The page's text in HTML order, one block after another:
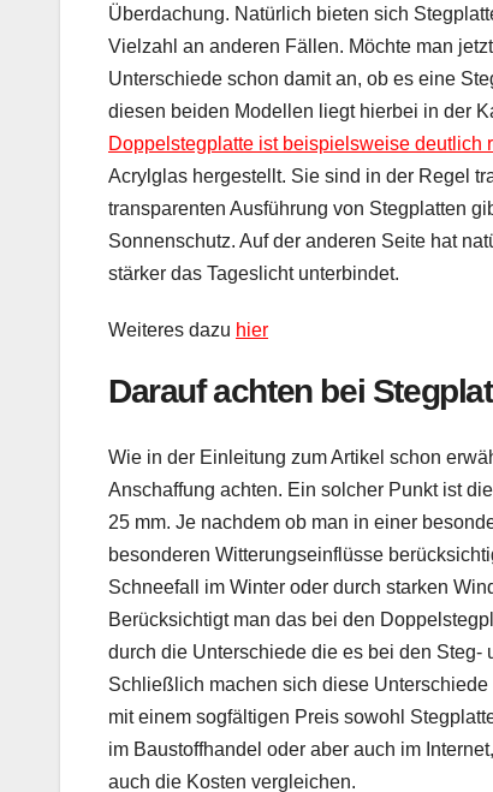
Überdachung. Natürlich bieten sich
Vielzahl an anderen Fällen. Möchte man
Unterschiede schon damit an, ob es eine
diesen beiden Modellen liegt hierbei in der
Doppelstegplatte ist beispielsweise deutlich
Acrylglas hergestellt. Sie sind in der Regel
transparenten Ausführung von Stegplatten
Sonnenschutz. Auf der anderen Seite hat
stärker das Tageslicht unterbindet.
Weiteres dazu hier
Darauf achten bei
Wie in der Einleitung zum Artikel schon
Anschaffung achten. Ein solcher Punkt ist
25 mm. Je nachdem ob man in einer
besonderen Witterungseinflüsse
Schneefall im Winter oder durch starken
Berücksichtigt man das bei den
durch die Unterschiede die es bei den
Schließlich machen sich diese
mit einem sogfältigen Preis sowohl
im Baustoffhandel oder aber auch im
auch die Kosten vergleichen.